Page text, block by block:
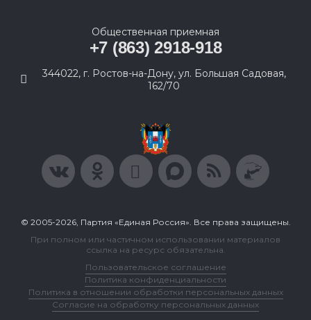
Общественная приемная
+7 (863) 2918-918
344022, г. Ростов-на-Дону, ул. Большая Садовая,
162/70
© 2005-2026, Партия «Единая Россия». Все права защищены.
При полном или частичном использовании материалов
ссылка на ресурс обязательна.
Пользовательское соглашение
Политика конфиденциальности
Политика в отношении обработки персональных данных
Согласие на обработку персональных данных